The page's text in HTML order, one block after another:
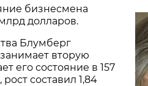
бизнесмена
долларов.
Блумберг
вторую
его состояние в 157
составил 1,84